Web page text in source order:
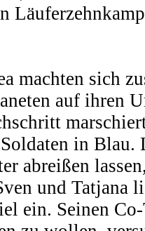
machten sich
auf ihren
in Blau.
abreißen
und Tatjana
ein. Seinen